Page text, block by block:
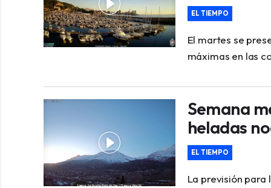
EL TIEMPO
El martes se
máximas en las
Semana
heladas
EL TIEMPO
La previsión para